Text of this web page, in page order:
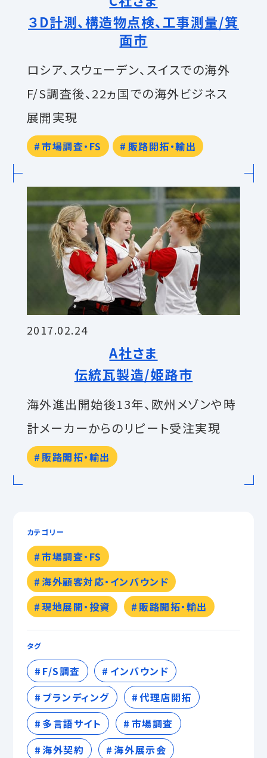
３D計測、構造物点検、工事測量/箕
面市
ロシア、スウェーデン、スイスでの海外
F/S調査後、22ヵ国での海外ビジネス
展開実現
市場調査・FS 販路開拓・輸出
2017.02.24
A社さま
伝統瓦製造/姫路市
海外進出開始後13年、欧州メゾンや時
計メーカーからのリピート受注実現
販路開拓・輸出
カテゴリー
市場調査・FS
海外顧客対応・インバウンド
現地展開・投資
販路開拓・輸出
タグ
F/S調査
インバウンド
ブランディング
代理店開拓
多言語サイト
市場調査
海外契約
海外展示会